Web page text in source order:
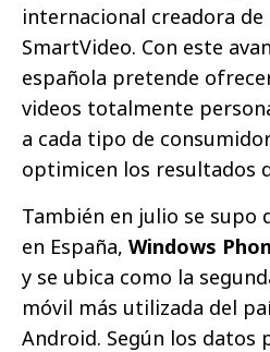
internacional creadora
SmartVideo. Con este
española pretende
videos totalmente
a cada tipo de
optimicen los resultados
También en julio se supo
en España, Windows
y se ubica como la
móvil más utilizada del
Android. Según los datos